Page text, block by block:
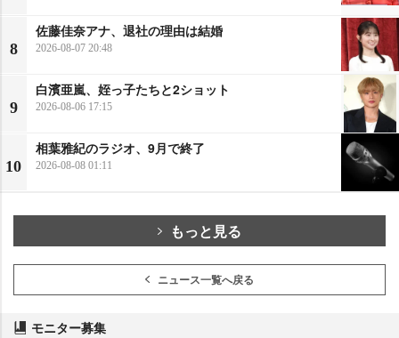
8
佐藤佳奈アナ、退社の理由は結婚
2026-08-07 20:48
9
白濱亜嵐、姪っ子たちと2ショット
2026-08-06 17:15
10
相葉雅紀のラジオ、9月で終了
2026-08-08 01:11
もっと見る
ニュース一覧へ戻る
モニター募集